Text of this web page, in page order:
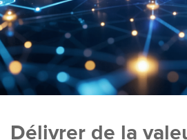
Délivrer de la